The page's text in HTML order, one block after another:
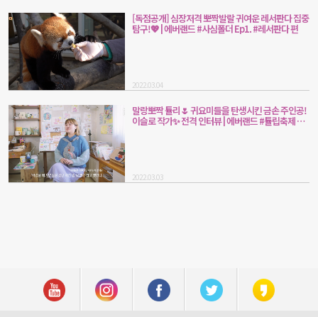
[독점공개] 심장저격 뽀짝발랄 귀여운 레서판다 집중
탐구!💖 | 에버랜드 #사심폴더 Ep1. #레서판다 편
2022.03.04
말랑뽀짝 튤리🌷 귀요미들을 탄생시킨 금손 주인공!
이슬로 작가✨ 전격 인터뷰 | 에버랜드 #튤립축제 #
2022.03.03